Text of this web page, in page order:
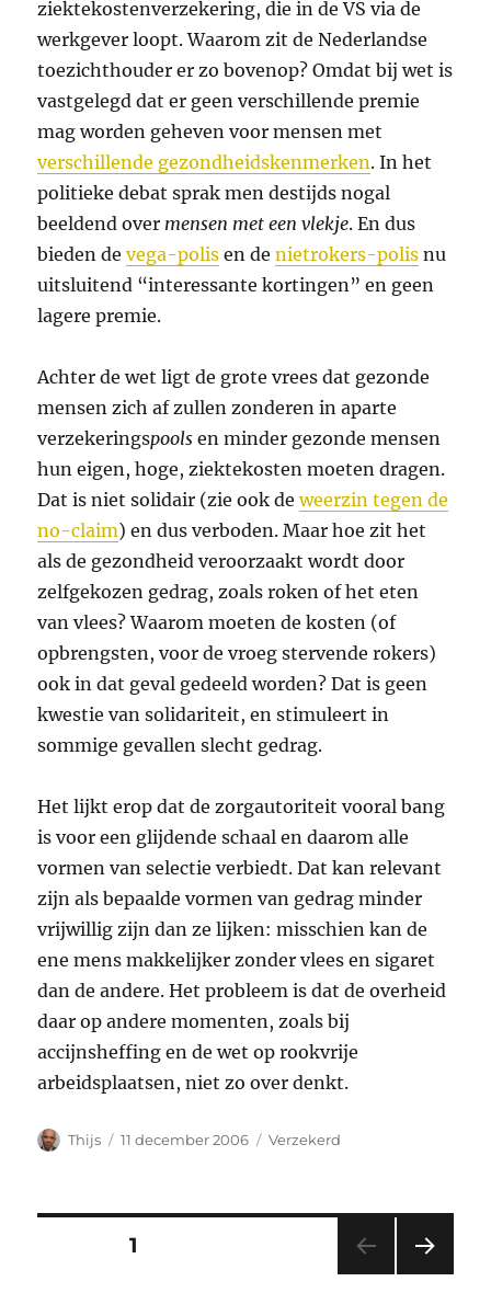
ziektekostenverzekering, die in de VS via de
werkgever loopt. Waarom zit de Nederlandse
toezichthouder er zo bovenop? Omdat bij wet is
vastgelegd dat er geen verschillende premie
mag worden geheven voor mensen met
verschillende gezondheidskenmerken. In het
politieke debat sprak men destijds nogal
beeldend over mensen met een vlekje. En dus
bieden devega-polis en denietrokers-polis nu
uitsluitend “interessante kortingen” en geen
lagere premie.
Achter de wet ligt de grote vrees dat gezonde
mensen zich af zullen zonderen in aparte
verzekeringspools en minder gezonde mensen
hun eigen, hoge, ziektekosten moeten dragen.
Dat is niet solidair (zie ook deweerzin tegen de
no-claim) en dus verboden. Maar hoe zit het
als de gezondheid veroorzaakt wordt door
zelfgekozen gedrag, zoals roken of het eten
van vlees? Waarom moeten de kosten (of
opbrengsten, voor de vroeg stervende rokers)
ook in dat geval gedeeld worden? Dat is geen
kwestie van solidariteit, en stimuleert in
sommige gevallen slecht gedrag.
Het lijkt erop dat de zorgautoriteit vooral bang
is voor een glijdende schaal en daarom alle
vormen van selectie verbiedt. Dat kan relevant
zijn als bepaalde vormen van gedrag minder
vrijwillig zijn dan ze lijken: misschien kan de
ene mens makkelijker zonder vlees en sigaret
dan de andere. Het probleem is dat de overheid
daar op andere momenten, zoals bij
accijnsheffing en de wet op rookvrije
arbeidsplaatsen, niet zo over denkt.
Auteur
Thijs
Geplaatst
11 december 2006 Categorieën
Verzekerd
Berichten
PAGINA1